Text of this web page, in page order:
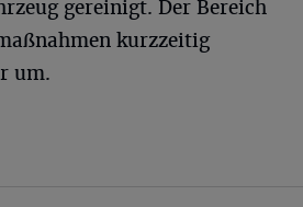
gereinigt. Der Bereich
kurzzeitig
um.